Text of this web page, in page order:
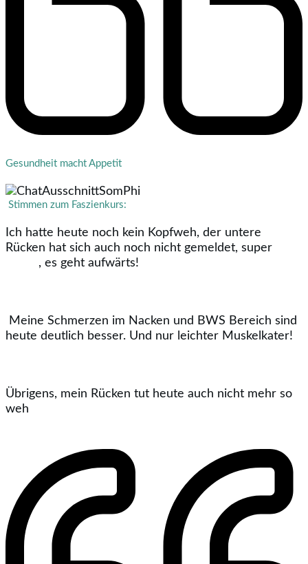
Gesundheit macht Appetit
Stimmen zum Faszienkurs:
Ich hatte heute noch kein Kopfweh, der untere
Rücken hat sich auch noch nicht gemeldet, super
, es geht aufwärts!
Meine Schmerzen im Nacken und BWS Bereich sind
heute deutlich besser. Und nur leichter Muskelkater!
Übrigens, mein Rücken tut heute auch nicht mehr so
weh